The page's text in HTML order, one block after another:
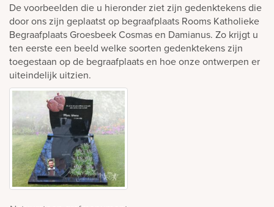
De voorbeelden die u hieronder ziet zijn gedenktekens die
door ons zijn geplaatst op begraafplaats Rooms Katholieke
Begraafplaats Groesbeek Cosmas en Damianus. Zo krijgt u
ten eerste een beeld welke soorten gedenktekens zijn
toegestaan op de begraafplaats en hoe onze ontwerpen er
uiteindelijk uitzien.